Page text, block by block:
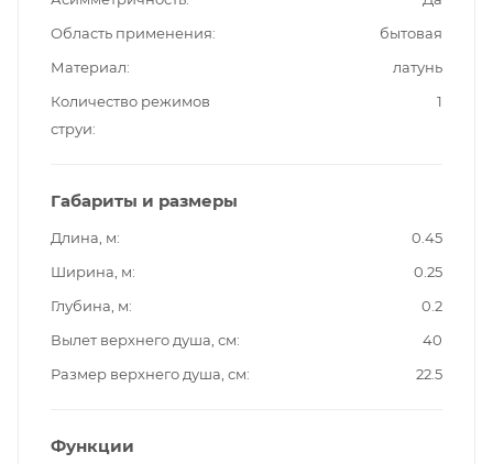
Область применения
бытовая
Материал
латунь
Количество режимов
струи
1
Габариты и размеры
Длина, м
0.45
Ширина, м
0.25
Глубина, м
0.2
Вылет верхнего душа, см
40
Размер верхнего душа, см
22.5
Функции